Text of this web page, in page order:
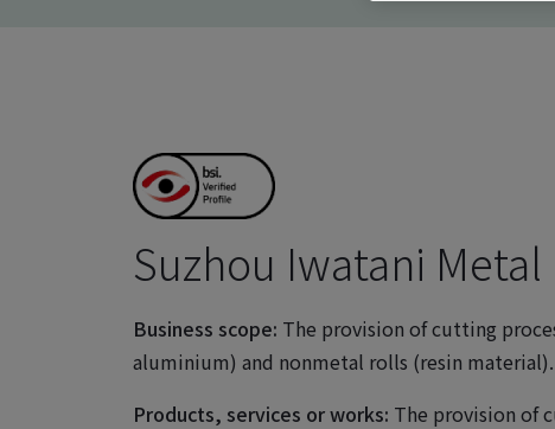
Suzhou Iwatani
Business scope: The provision of cutting
aluminium) and nonmetal rolls (resin material).
Products, services or works: The provision of